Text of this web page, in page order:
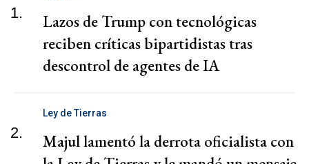
1.
Lazos de Trump con tecnológicas
reciben críticas bipartidistas tras
descontrol de agentes de IA
2.
Ley de Tierras
Majul lamentó la derrota oficialista con